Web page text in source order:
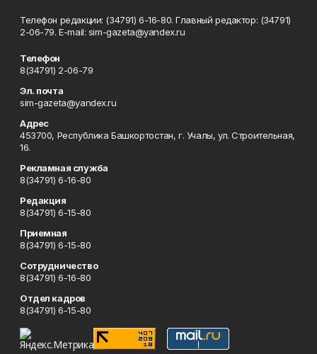
Телефон редакции: (34791) 6-16-80. Главный редактор: (34791)
2-06-79. Е-mаil: sim-gazeta@yandex.ru
Телефон
8(34791) 2-06-79
Эл. почта
sim-gazeta@yandex.ru
Адрес
453700, Республика Башкортостан, г. Учалы, ул. Строительная,
16.
Рекламная служба
8(34791) 6-16-80
Редакция
8(34791) 6-15-80
Приемная
8(34791) 6-15-80
Сотрудничество
8(34791) 6-16-80
Отдел кадров
8(34791) 6-15-80